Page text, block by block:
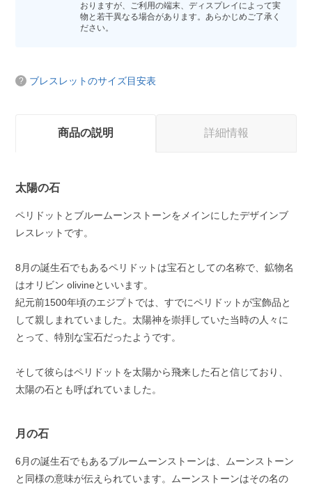
おりますが、ご利用の端末、ディスプレイによって実
物と若干異なる場合があります。あらかじめご了承く
ださい。
ブレスレットのサイズ目安表
商品の説明 詳細情報
太陽の石
ペリドットとブルームーンストーンをメインにしたデザインブ
レスレットです。
8月の誕生石でもあるペリドットは宝石としての名称で、鉱物名
はオリビン olivineといいます。
紀元前1500年頃のエジプトでは、すでにペリドットが宝飾品と
して親しまれていました。太陽神を崇拝していた当時の人々に
とって、特別な宝石だったようです。
そして彼らはペリドットを太陽から飛来した石と信じており、
太陽の石とも呼ばれていました。
月の石
6月の誕生石でもあるブルームーンストーンは、ムーンストーン
と同様の意味が伝えられています。ムーンストーンはその名の